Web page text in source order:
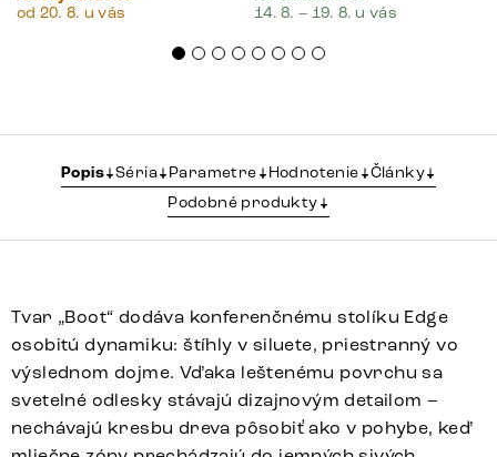
od 20. 8. u vás 14. 8. – 19. 8. u vás
Popis Séria Parametre Hodnotenie
Články
Podobné produkty
Tvar „Boot“ dodáva konferenčnému stolíku Edge
osobitú dynamiku: štíhly v siluete, priestranný vo
výslednom dojme. Vďaka leštenému povrchu sa
svetelné odlesky stávajú dizajnovým detailom –
nechávajú kresbu dreva pôsobiť ako v pohybe, keď